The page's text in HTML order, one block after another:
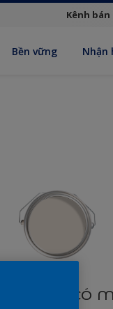
Kênh bán
Bền vững Nhận
phẩm có